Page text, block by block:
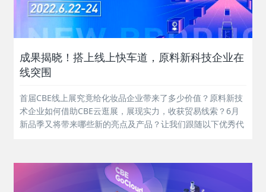
成果揭晓！搭上线上快车道，原料新科技企业在
线突围
首届CBE线上展究竟给化妆品企业带来了多少价值？原料新技
术企业如何借助CBE云逛展，展现实力，收获贸易线索？6月
新品季又将带来哪些新的亮点及产品？让我们跟随以下优秀代